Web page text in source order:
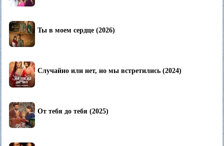
Ты в моем сердце (2026)
Случайно или нет, но мы встретились (2024)
От тебя до тебя (2025)